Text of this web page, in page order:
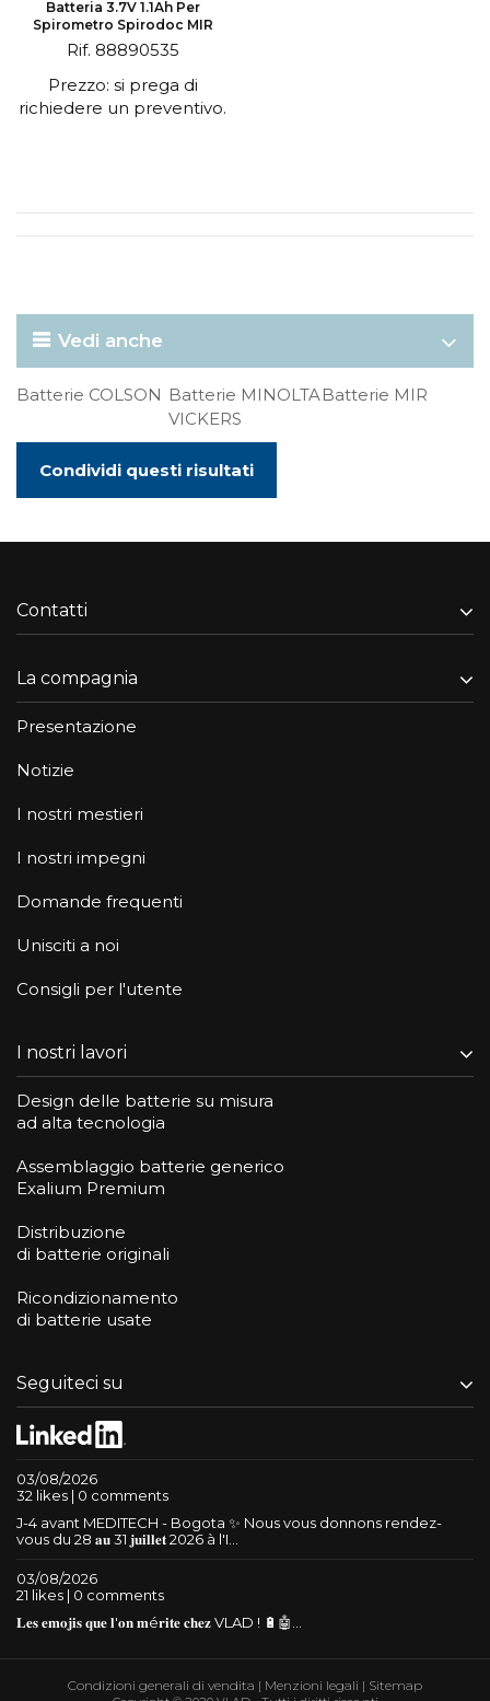
Batteria 3.7V 1.1Ah Per
Spirometro Spirodoc MIR
Rif. 88890535
Prezzo: si prega di
richiedere un preventivo.
Vedi anche
Batterie COLSON Batterie MINOLTA
VICKERS
Batterie MIR
Condividi questi risultati
Contatti
La compagnia
Presentazione
Notizie
I nostri mestieri
I nostri impegni
Domande frequenti
Unisciti a noi
Consigli per l'utente
I nostri lavori
Design delle batterie su misura
ad alta tecnologia
Assemblaggio batterie generico
Exalium Premium
Distribuzione
di batterie originali
Ricondizionamento
di batterie usate
Seguiteci su
03/08/2026
32 likes | 0 comments
J-4 avant MEDITECH - Bogota ✨ Nous vous donnons rendez-
vous du 28 𝐚𝐮 31 𝐣𝐮𝐢𝐥𝐥𝐞𝐭 2026 à l'I...
03/08/2026
21 likes | 0 comments
𝐋𝐞𝐬 𝐞𝐦𝐨𝐣𝐢𝐬 𝐪𝐮𝐞 𝐥'𝐨𝐧 𝐦é𝐫𝐢𝐭𝐞 𝐜𝐡𝐞𝐳 VLAD ! 🔋🤖...
Condizioni generali di vendita | Menzioni legali | Sitemap